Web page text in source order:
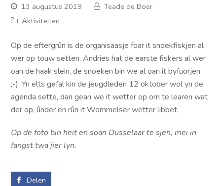
13 augustus 2019
Teade de Boer
Aktiviteiten
Op de eftergrûn is de organisaasje foar it snoekfiskjen al
wer op touw setten. Andries hat de earste fiskers al wer
oan de haak slein, de snoeken bin we al oan it byfuorjen
;-). Yn elts gefal kin de jeugdleden 12 oktober wol yn de
agenda sette, dan gean we it wetter op om te learen wat
der op, ûnder en rûn it Wommelser wetter libbet.
Op de foto bin heit en soan Dusselaar te sjen, mei in
fangst twa jier lyn.
Delen